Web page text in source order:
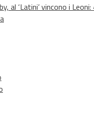
al ‘Latini’ vincono i